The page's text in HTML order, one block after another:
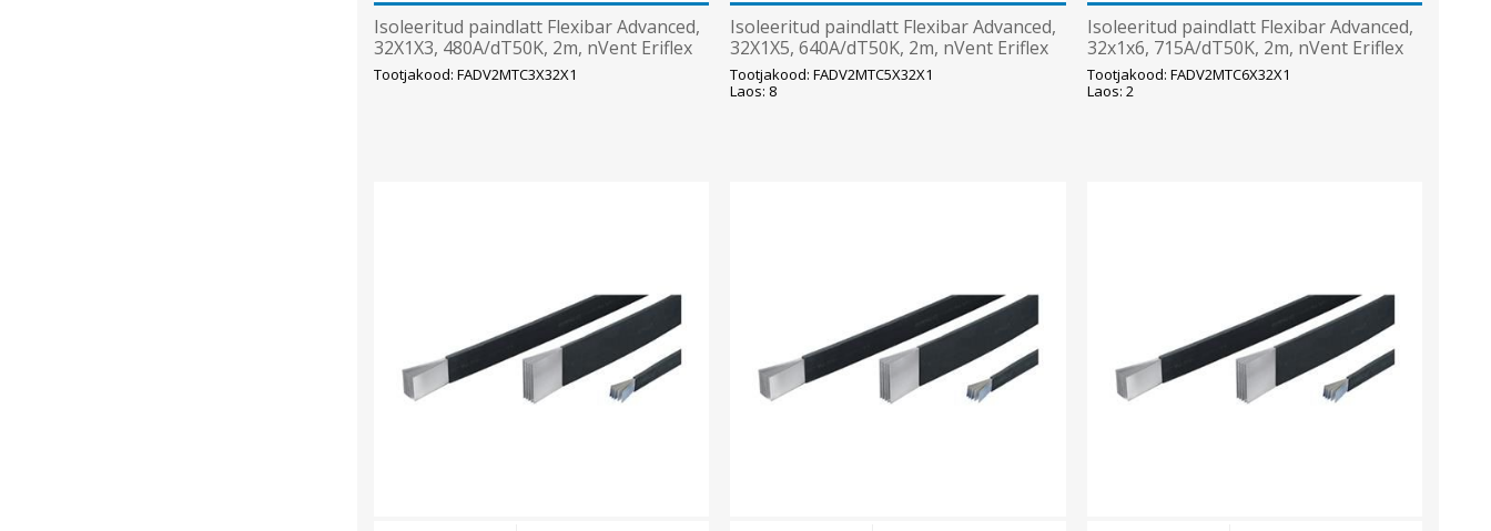
Isoleeritud paindlatt Flexibar Advanced,
32X1X3, 480A/dT50K, 2m, nVent Eriflex
Tootjakood: FADV2MTC3X32X1
Isoleeritud paindlatt Flexibar Advanced,
32X1X5, 640A/dT50K, 2m, nVent Eriflex
Tootjakood: FADV2MTC5X32X1
Laos: 8
Isoleeritud paindlatt Flexibar Advanced,
32x1x6, 715A/dT50K, 2m, nVent Eriflex
Tootjakood: FADV2MTC6X32X1
Laos: 2